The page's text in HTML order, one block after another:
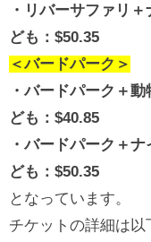
・リバーサファリ
ども：$50.35
＜バードパーク＞
・バードパー
ども：$40.85
・バードパーク
ども：$50.35
となっています。
チケットの詳細は以